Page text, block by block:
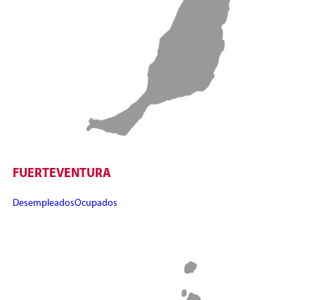
FUERTEVENTURA
DesempleadosOcupados